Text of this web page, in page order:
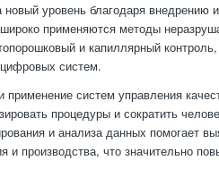
уровень благодаря внедрению
применяются методы
и капиллярный
систем.
применение систем управления
процедуры и сократить
и анализа данных помогает
и производства, что значительно